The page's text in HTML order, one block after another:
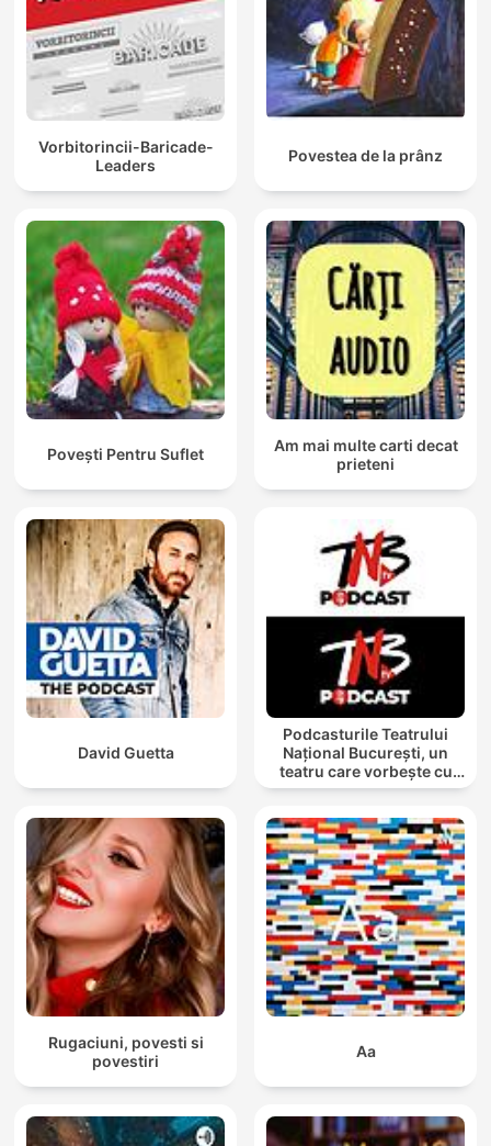
Vorbitorincii-Baricade-
Leaders
Povestea de la prânz
Povești Pentru Suflet
Am mai multe carti decat
prieteni
David Guetta
Podcasturile Teatrului
Național București, un
teatru care vorbește cu
tine
Rugaciuni, povesti si
povestiri
Aa